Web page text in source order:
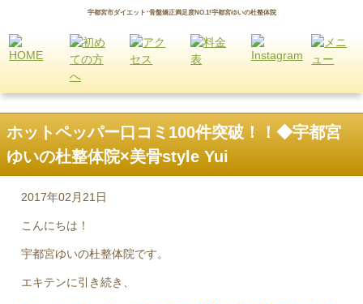
宇都宮市ダイエット･骨盤矯正満足度NO.1!宇都宮ゆいの杜整体院
ホットペッパー口コミ100件突破！！◆宇都宮
ゆいの杜整体院×美骨style Yui
2017年02月21日
こんにちは！
宇都宮ゆいの杜整体院です。
エキテンに引き続き、